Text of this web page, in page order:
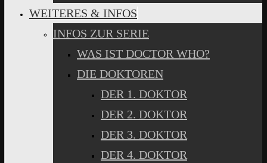
WEITERES & INFOS
INFOS ZUR SERIE
WAS IST DOCTOR WHO?
DIE DOKTOREN
DER 1. DOKTOR
DER 2. DOKTOR
DER 3. DOKTOR
DER 4. DOKTOR